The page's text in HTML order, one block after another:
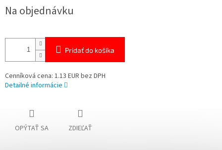
cena:
Na objednávku
Pridať do košíka
Cenníková cena: 1.13 EUR bez DPH
Detailné informácie
OPÝTAŤ SA ZDIEĽAŤ